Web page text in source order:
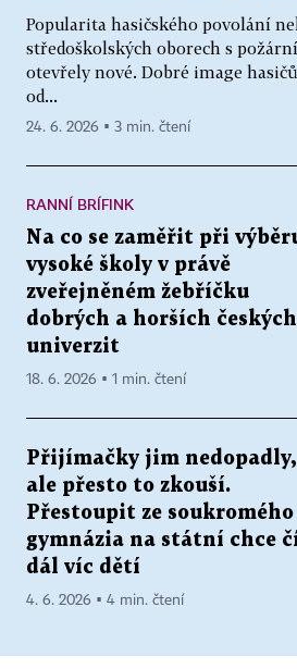
Popularita hasičského povolání
středoškolských oborech s
otevřely nové. Dobré image
od...
24. 6. 2026 ▪ 3 min. čtení
RANNÍ BRÍFINK
Na co se zaměřit při
vysoké školy v právě
zveřejněném žebříčku
dobrých a horších českých
univerzit
18. 6. 2026 ▪ 1 min. čtení
Přijímačky jim nedopadly,
ale přesto to zkouší.
Přestoupit ze soukromého
gymnázia na státní chce
dál víc dětí
4. 6. 2026 ▪ 4 min. čtení